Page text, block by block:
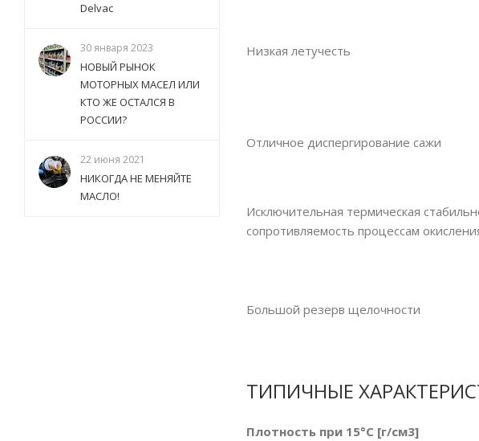
Низкая летучесть
Отличное диспергирование сажи
Исключительная термическая
сопротивляемость процессам
Большой резерв щелочности
ТИПИЧНЫЕ
Плотность при 15°C [г/cм3]
Delvac
30 января 2023
НОВЫЙ РЫНОК
МОТОРНЫХ МАСЕЛ ИЛИ
КТО ЖЕ ОСТАЛСЯ В
РОССИИ?
22 июня 2021
НИКОГДА НЕ МЕНЯЙТЕ
МАСЛО!